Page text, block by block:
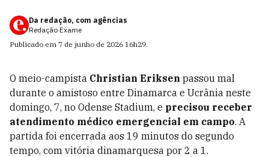
Da redação, com agências
Redação Exame
Publicado em 7 de junho de 2026 16h29.
O meio-campista Christian Eriksen passou mal
durante o amistoso entre Dinamarca e Ucrânia neste
domingo, 7, no Odense Stadium, e precisou receber
atendimento médico emergencial em campo. A
partida foi encerrada aos 19 minutos do segundo
tempo, com vitória dinamarquesa por 2 a 1.